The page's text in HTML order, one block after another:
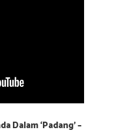
Dalam ‘Padang’ –